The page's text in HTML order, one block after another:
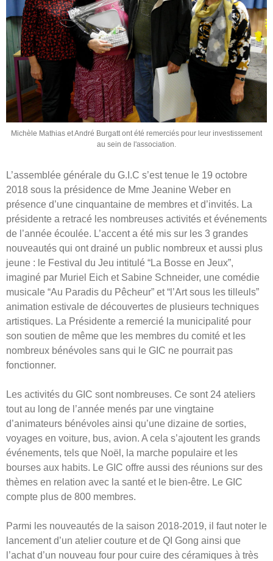
Michèle Mathias et André Burgatt ont été remerciés pour leur investissement
au sein de l'association.
L’assemblée générale du G.I.C s’est tenue le 19 octobre
2018 sous la présidence de Mme Jeanine Weber en
présence d’une cinquantaine de membres et d’invités. La
présidente a retracé les nombreuses activités et événements
de l’année écoulée. L’accent a été mis sur les 3 grandes
nouveautés qui ont drainé un public nombreux et aussi plus
jeune : le Festival du Jeu intitulé “La Bosse en Jeux”,
imaginé par Muriel Eich et Sabine Schneider, une comédie
musicale “Au Paradis du Pêcheur” et “l’Art sous les tilleuls”
animation estivale de découvertes de plusieurs techniques
artistiques. La Présidente a remercié la municipalité pour
son soutien de même que les membres du comité et les
nombreux bénévoles sans qui le GIC ne pourrait pas
fonctionner.
Les activités du GIC sont nombreuses. Ce sont 24 ateliers
tout au long de l’année menés par une vingtaine
d’animateurs bénévoles ainsi qu’une dizaine de sorties,
voyages en voiture, bus, avion. A cela s’ajoutent les grands
événements, tels que Noël, la marche populaire et les
bourses aux habits. Le GIC offre aussi des réunions sur des
thèmes en relation avec la santé et le bien-être. Le GIC
compte plus de 800 membres.
Parmi les nouveautés de la saison 2018-2019, il faut noter le
lancement d’un atelier couture et de QI Gong ainsi que
l’achat d’un nouveau four pour cuire des céramiques à très